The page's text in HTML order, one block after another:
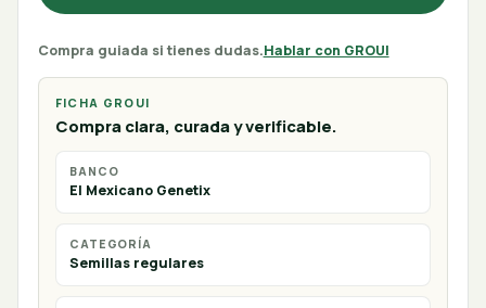
Compra guiada si tienes dudas.Hablar con GROUI
FICHA GROUI
Compra clara, curada y verificable.
BANCO
El Mexicano Genetix
CATEGORÍA
Semillas regulares